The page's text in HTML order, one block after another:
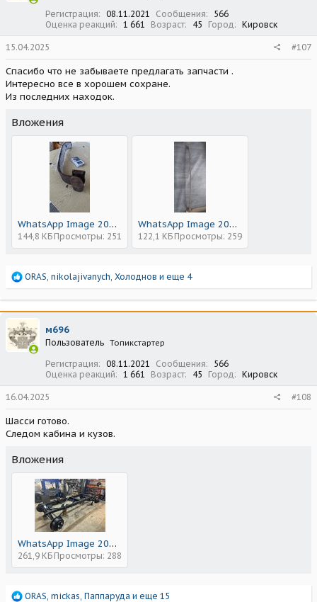
Регистрация 08.11.2021 Сообщения
566
Оценка реакций
1 661 Возраст 45 Город Кировск
15.04.2025 #107
Спасибо что не забываете предлагать запчасти .
Интересно все в хорошем сохране.
Из последних находок.
Вложения
WhatsApp Image 2025-04-15 at 08.29.06.jpeg
144,8 КБ Просмотры: 251
WhatsApp Image 2025-04-14 at 21.30.59.jpeg
122,1 КБ Просмотры: 259
Р
а
к
ц
и
и
ORAS nikolajivanych Холоднов и еще 4
м696
Пользователь Топикстартер
Регистрация 08.11.2021 Сообщения
566
Оценка реакций
1 661 Возраст 45 Город Кировск
16.04.2025 #108
Шасси готово.
Следом кабина и кузов.
Вложения
WhatsApp Image 2025-04-16 at 18.24.41.jpeg
261,9 КБ Просмотры: 288
Р
ORAS mickas Паппаруда и еще 15